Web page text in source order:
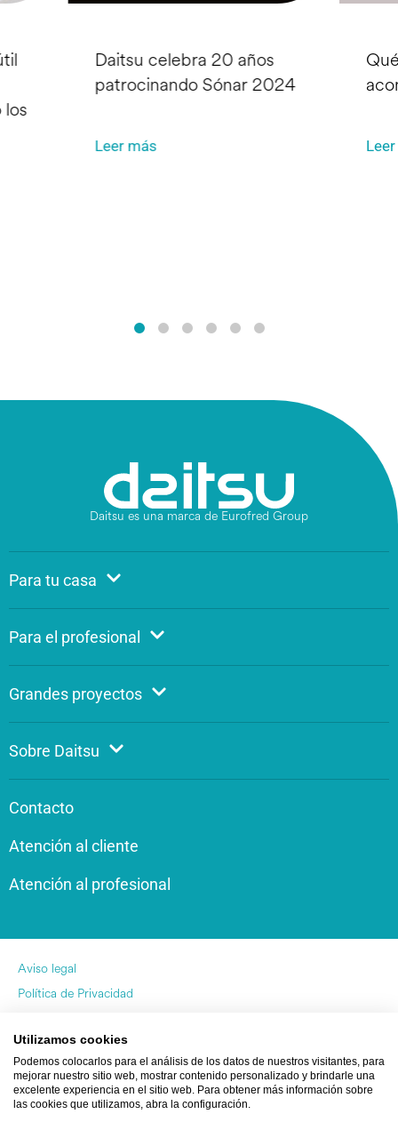
Daitsu celebra 20 años
patrocinando Sónar 2024
Leer más
Daitsu es una marca de Eurofred Group
Para tu casa
Para el profesional
Grandes proyectos
Sobre Daitsu
Contacto
Atención al cliente
Atención al profesional
Aviso legal
Política de Privacidad
by Pukkas
Utilizamos cookies
Podemos colocarlos para el análisis de los datos de nuestros visitantes, para
mejorar nuestro sitio web, mostrar contenido personalizado y brindarle una
excelente experiencia en el sitio web. Para obtener más información sobre
las cookies que utilizamos, abra la configuración.